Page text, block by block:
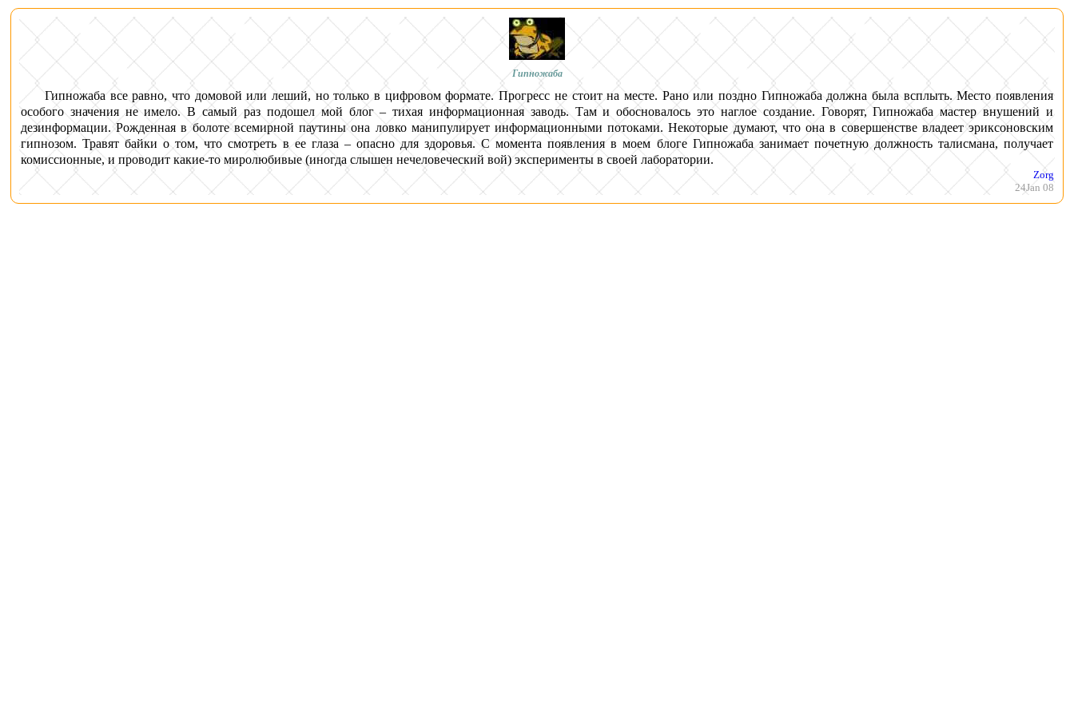
Гипножаба
Гипножаба все равно, что домовой или леший, но только в цифровом формате. Прогресс не стоит на месте. Рано или поздно Гипножаба должна была всплыть. Место появления
особого значения не имело. В самый раз подошел мой блог – тихая информационная заводь. Там и обосновалось это наглое создание. Говорят, Гипножаба мастер внушений и
дезинформации. Рожденная в болоте всемирной паутины она ловко манипулирует информационными потоками. Некоторые думают, что она в совершенстве владеет эриксоновским
гипнозом. Травят байки о том, что смотреть в ее глаза – опасно для здоровья. С момента появления в моем блоге Гипножаба занимает почетную должность талисмана, получает
комиссионные, и проводит какие-то миролюбивые (иногда слышен нечеловеческий вой) эксперименты в своей лаборатории.
Zorg
24Jan 08